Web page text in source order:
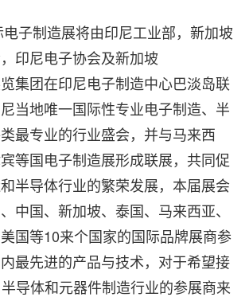
子制造展将由印尼工业部，新加坡
印尼电子协会及新加坡
集团在印尼电子制造中心巴淡岛联
当地唯一国际性专业电子制造、半
最专业的行业盛会，并与马来西
等国电子制造展形成联展，共同促
半导体行业的繁荣发展，本届展会
中国、新加坡、泰国、马来西亚、
国等10来个国家的国际品牌展商参
最先进的产品与技术，对于希望接
导体和元器件制造行业的参展商来